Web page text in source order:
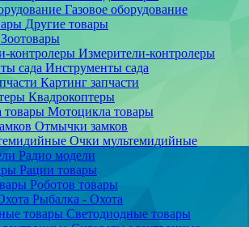
Газовое оборудование
Другие товары
Зоотовары
Измерители-контролеры
Инструменты сада
Картинг запчасти
Квадрокоптеры
Мотоцикла товары
Отмычки замков
Очки мультемидийные
Радио модели
Рации товары
Роботов товары
Рыбалка - Охота
Светодиодные товары